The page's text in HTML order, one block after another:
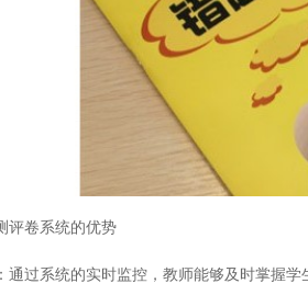
卷系统的优势
系统的实时监控，教师能够及时掌握学